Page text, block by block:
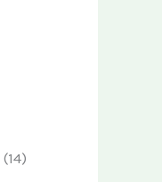
(14)